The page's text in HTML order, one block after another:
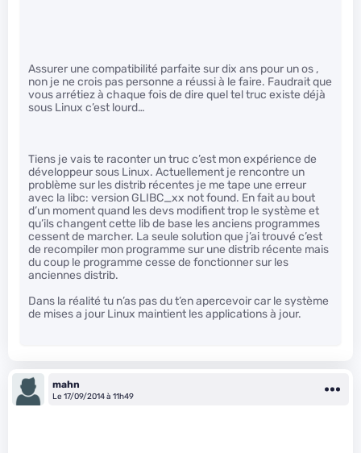
Assurer une compatibilité parfaite sur dix ans pour un os ,
non je ne crois pas personne a réussi à le faire. Faudrait que
vous arrétiez à chaque fois de dire quel tel truc existe déjà
sous Linux c’est lourd…
Tiens je vais te raconter un truc c’est mon expérience de
développeur sous Linux. Actuellement je rencontre un
problème sur les distrib récentes je me tape une erreur
avec la libc: version GLIBC_xx not found. En fait au bout
d’un moment quand les devs modifient trop le système et
qu’ils changent cette lib de base les anciens programmes
cessent de marcher. La seule solution que j’ai trouvé c’est
de recompiler mon programme sur une distrib récente mais
du coup le programme cesse de fonctionner sur les
anciennes distrib.
Dans la réalité tu n’as pas du t’en apercevoir car le système
de mises a jour Linux maintient les applications à jour.
mahn
Le 17/09/2014 à 11h49